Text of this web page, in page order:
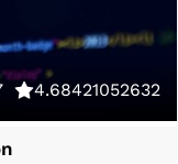
4.68421052632